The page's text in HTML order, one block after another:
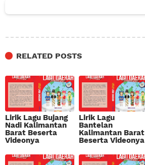
RELATED POSTS
Lirik Lagu Bujang
Nadi Kalimantan
Barat Beserta
Videonya
Lirik Lagu
Bantelan
Kalimantan Barat
Beserta Videonya